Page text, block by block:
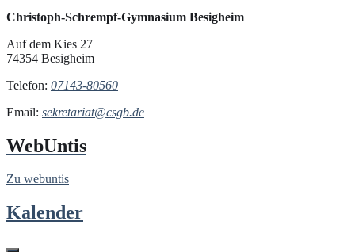
Christoph-Schrempf-Gymnasium Besigheim
Auf dem Kies 27
74354 Besigheim
Telefon: 07143-80560
Email: sekretariat@csgb.de
WebUntis
Zu webuntis
Kalender